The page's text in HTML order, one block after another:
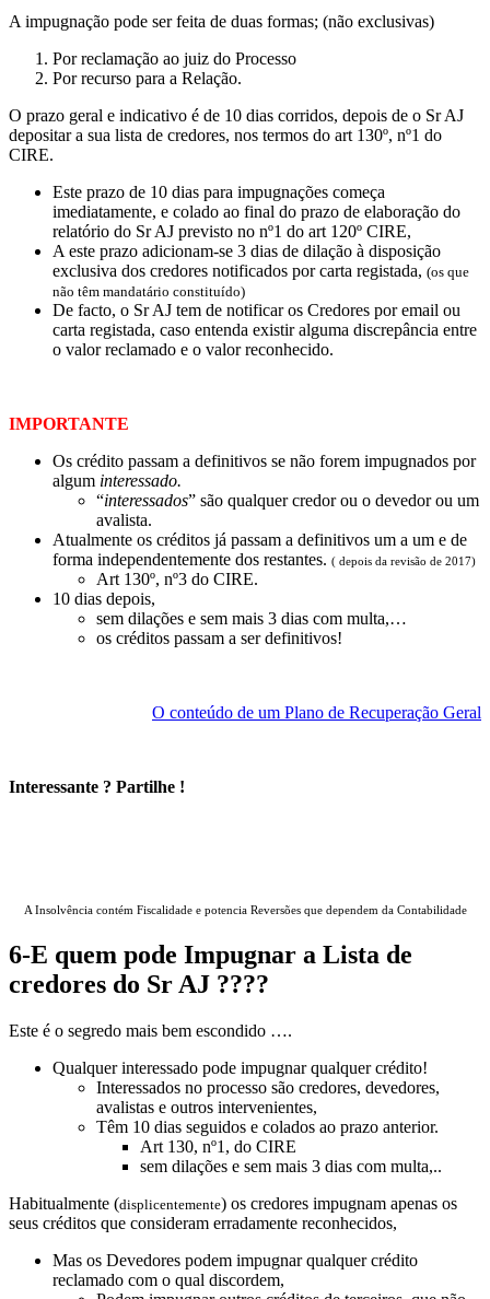
A impugnação pode ser feita de duas formas; (não exclusivas)
Por reclamação ao juiz do Processo
Por recurso para a Relação.
O prazo geral e indicativo é de 10 dias corridos, depois de o Sr AJ
depositar a sua lista de credores, nos termos do art 130º, nº1 do
CIRE.
Este prazo de 10 dias para impugnações começa
imediatamente, e colado ao final do prazo de elaboração do
relatório do Sr AJ previsto no nº1 do art 120º CIRE,
A este prazo adicionam-se 3 dias de dilação à disposição
exclusiva dos credores notificados por carta registada, (os que
não têm mandatário constituído)
De facto, o Sr AJ tem de notificar os Credores por email ou
carta registada, caso entenda existir alguma discrepância entre
o valor reclamado e o valor reconhecido.
IMPORTANTE
Os crédito passam a definitivos se não forem impugnados por
algum interessado.
“interessados” são qualquer credor ou o devedor ou um
avalista.
Atualmente os créditos já passam a definitivos um a um e de
forma independentemente dos restantes. ( depois da revisão de 2017)
Art 130º, nº3 do CIRE.
10 dias depois,
sem dilações e sem mais 3 dias com multa,…
os créditos passam a ser definitivos!
O conteúdo de um Plano de Recuperação Geral
Interessante ? Partilhe !
A Insolvência contém Fiscalidade e potencia Reversões que dependem da Contabilidade
6-E quem pode Impugnar a Lista de
credores do Sr AJ ????
Este é o segredo mais bem escondido ….
Qualquer interessado pode impugnar qualquer crédito!
Interessados no processo são credores, devedores,
avalistas e outros intervenientes,
Têm 10 dias seguidos e colados ao prazo anterior.
Art 130, nº1, do CIRE
sem dilações e sem mais 3 dias com multa,..
Habitualmente (displicentemente) os credores impugnam apenas os
seus créditos que consideram erradamente reconhecidos,
Mas os Devedores podem impugnar qualquer crédito
reclamado com o qual discordem,